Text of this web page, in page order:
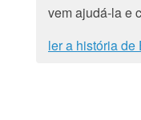
vem ajudá-la e
ler a história de